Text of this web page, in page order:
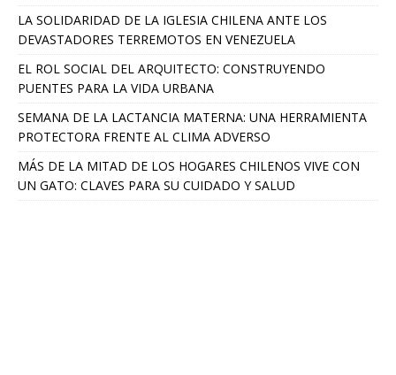
LA SOLIDARIDAD DE LA IGLESIA CHILENA ANTE LOS
DEVASTADORES TERREMOTOS EN VENEZUELA
EL ROL SOCIAL DEL ARQUITECTO: CONSTRUYENDO
PUENTES PARA LA VIDA URBANA
SEMANA DE LA LACTANCIA MATERNA: UNA HERRAMIENTA
PROTECTORA FRENTE AL CLIMA ADVERSO
MÁS DE LA MITAD DE LOS HOGARES CHILENOS VIVE CON
UN GATO: CLAVES PARA SU CUIDADO Y SALUD